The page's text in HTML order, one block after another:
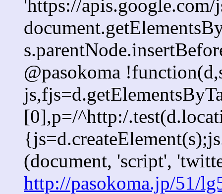
'https://
@pasokoma
[0],p=/^http:/
(document, 'script',
http://pasokoma.jp/51/